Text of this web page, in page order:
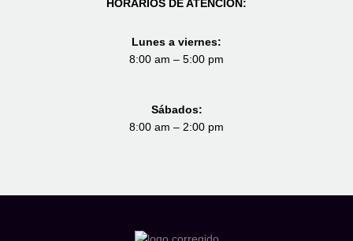
HORARIOS DE ATENCIÓN:
Lunes a viernes:
8:00 am – 5:00 pm
Sábados:
8:00 am – 2:00 pm